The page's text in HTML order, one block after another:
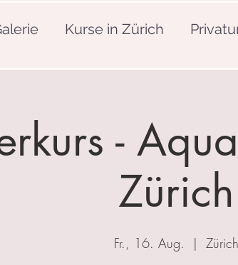
Kurse in Zürich
-
Zürich
Fr., 16. Aug.
  |
Zürich